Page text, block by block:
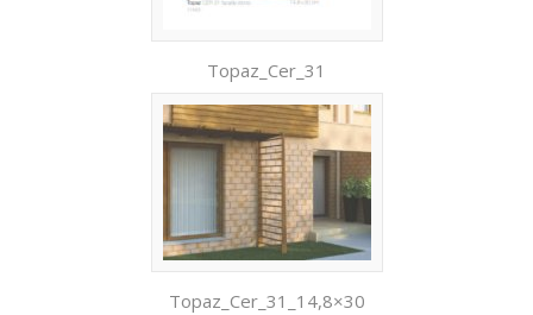
Topaz_Cer_31
Topaz_Cer_31_14,8×30